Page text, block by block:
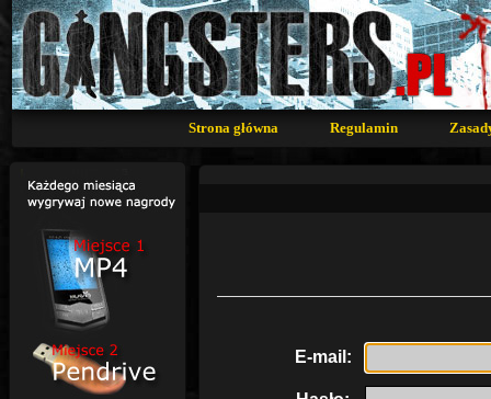
Strona główna Regulamin
E-mail: